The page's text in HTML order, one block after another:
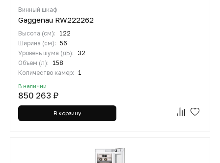
Винный шкаф
Gaggenau RW222262
Высота (см):
122
Ширина (см): 56
Уровень шума (дБ):
32
Объем (л):
158
Количество камер:
1
В наличии
850 263 ₽
В корзину